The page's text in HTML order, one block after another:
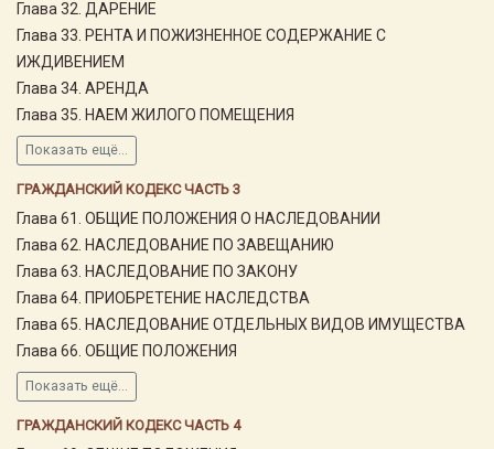
Глава 32. ДАРЕНИЕ
Глава 33. РЕНТА И ПОЖИЗНЕННОЕ СОДЕРЖАНИЕ С
ИЖДИВЕНИЕМ
Глава 34. АРЕНДА
Глава 35. НАЕМ ЖИЛОГО ПОМЕЩЕНИЯ
Показать ещё...
ГРАЖДАНСКИЙ КОДЕКС ЧАСТЬ 3
Глава 61. ОБЩИЕ ПОЛОЖЕНИЯ О НАСЛЕДОВАНИИ
Глава 62. НАСЛЕДОВАНИЕ ПО ЗАВЕЩАНИЮ
Глава 63. НАСЛЕДОВАНИЕ ПО ЗАКОНУ
Глава 64. ПРИОБРЕТЕНИЕ НАСЛЕДСТВА
Глава 65. НАСЛЕДОВАНИЕ ОТДЕЛЬНЫХ ВИДОВ ИМУЩЕСТВА
Глава 66. ОБЩИЕ ПОЛОЖЕНИЯ
Показать ещё...
ГРАЖДАНСКИЙ КОДЕКС ЧАСТЬ 4